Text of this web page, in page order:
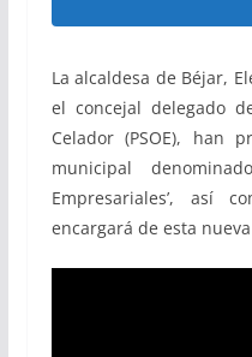
La alcaldesa de Béjar,
el concejal delegado
Celador (PSOE), han
municipal
Empresariales’, así
encargará de esta